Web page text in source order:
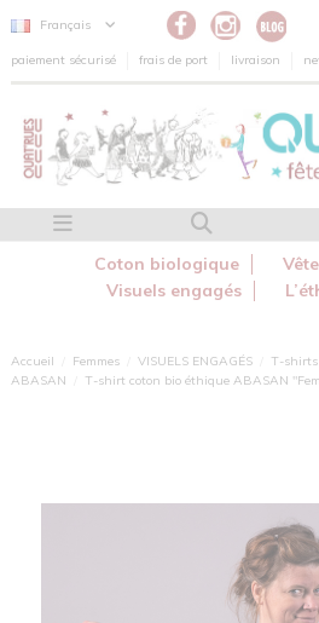
Panneau de gestion des cookies
Français
paiement sécurisé frais de port livraison
Coton biologique
Visuels engagés
Accueil Femmes VISUELS ENGAGÉS
T-
ABASAN
T-shirt coton bio éthique ABASAN